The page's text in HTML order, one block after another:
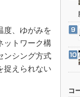
度、ゆがみを
ットワーク構
ンシング方式
捉えられない
コ